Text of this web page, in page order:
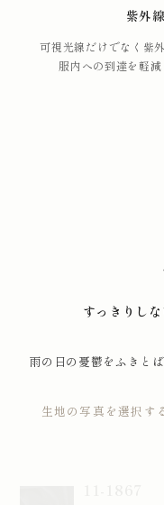
紫外
可視光線だけでなく紫
服内への到達を軽
すっきりし
雨の日の憂鬱をふきと
生地の写真を選択す